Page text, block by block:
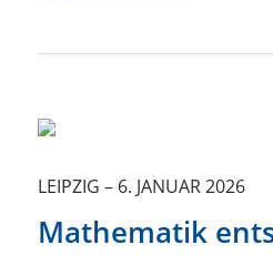
LEIPZIG – 6. JANUAR 2026
Mathematik